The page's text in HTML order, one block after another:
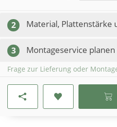
2 Material, Plattenstärke
3 Montageservice planen
Frage zur Lieferung oder